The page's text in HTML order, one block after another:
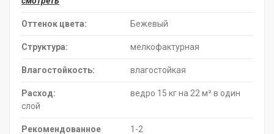
Оттенок цвета: Бежевый
Структура: мелкофактурная
Влагостойкость: влагостойкая
Расход:
ведро 15 кг на 22 м² в один
слой
Рекомендованное
1-2